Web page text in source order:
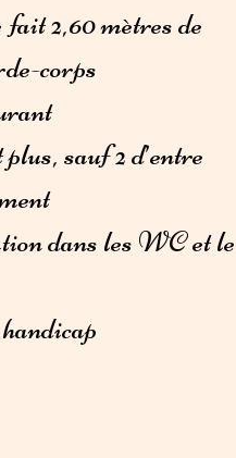
fait 2,60 mètres de
corps
sauf 2 d’entre
dans les WC et le